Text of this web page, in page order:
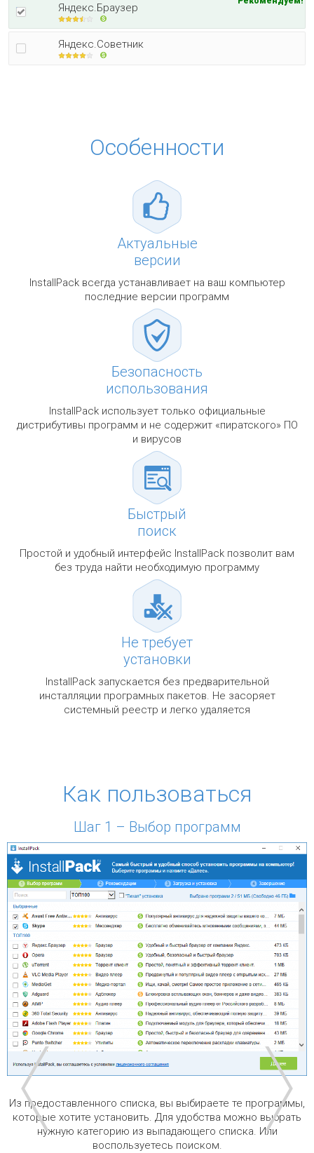
Яндекс.Браузер
Яндекс.Советник
Особенности
Актуальные
версии
InstallPack всегда устанавливает на ваш компьютер
последние версии программ
Безопасность
использования
InstallPack использует только официальные
дистрибутивы программ и не содержит «пиратского» ПО
и вирусов
Быстрый
поиск
Простой и удобный интерфейс InstallPack позволит вам
без труда найти необходимую программу
Не требует
установки
InstallPack запускается без предварительной
инсталляции програмных пакетов. Не засоряет
системный реестр и легко удаляется
Как пользоваться
Шаг 1 – Выбор программ
Из предоставленного списка, вы выбираете те программы,
которые хотите установить. Для удобства можно выбрать
нужную категорию из выпадающего списка. Или
воспользуетесь поиском.